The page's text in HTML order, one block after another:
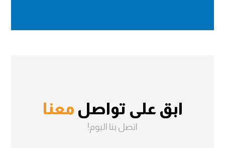
ابق على تواصل معنا
اتصل بنا اليوم!